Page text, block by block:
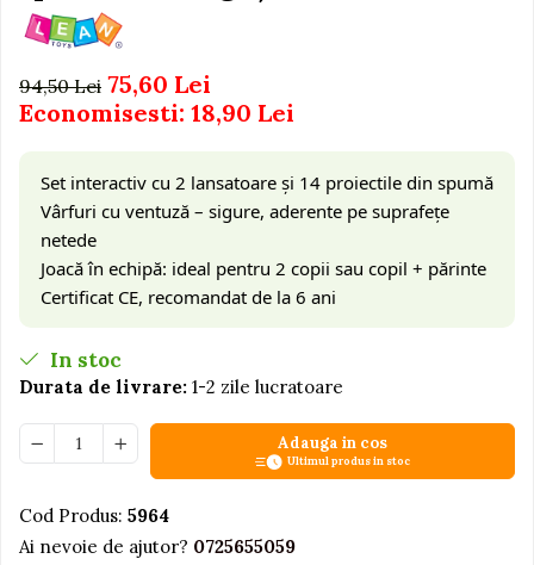
Jucarii de baie
Caluti balansoar
Figurine
Ateliere si unelte
Blocuri de constructie
Covorase de dans
De plus
Electrocasnice si bucatarii
Fotolii gonflabile
Ingrijire cosmetica mamici
Perioada Sarcinii
Pompe de san
94,50 Lei 75,60 Lei
Economisesti: 18,90 Lei
Set interactiv cu 2 lansatoare și 14 proiectile din spumă
Vârfuri cu ventuză – sigure, aderente pe suprafețe
netede
Joacă în echipă: ideal pentru 2 copii sau copil + părinte
Certificat CE, recomandat de la 6 ani
In stoc
Durata de livrare: 1-2 zile lucratoare
Adauga in cos
Ultimul produs in stoc
Cod Produs: 5964
Ai nevoie de ajutor? 0725655059